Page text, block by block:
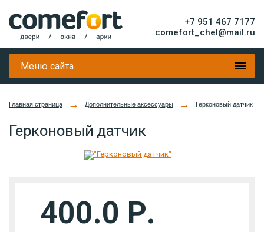
+7 951 467 7177
comefort_chel@mail.ru
Меню сайта
Главная страница → Дополнительные аксессуары → Герконовый датчик
Герконовый датчик
400.0 Р.